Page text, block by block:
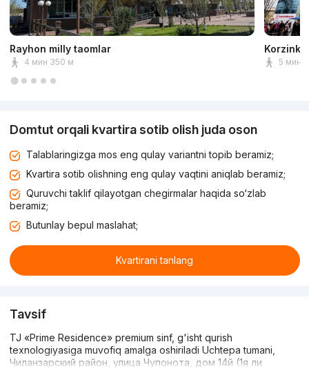
Rayhon milly taomlar
4 мин 350 м
Korzinka
5 мин
Domtut orqali kvartira sotib olish juda oson
Talablaringizga mos eng qulay variantni topib beramiz;
Kvartira sotib olishning eng qulay vaqtini aniqlab beramiz;
Quruvchi taklif qilayotgan chegirmalar haqida so‘zlab
beramiz;
Butunlay bepul maslahat;
Kvartirani tanlang
Tavsif
TJ «Prime Residence» premium sinf, g'isht qurish
texnologiyasiga muvofiq amalga oshiriladi Uchtepa tumani,
Чиланзарский район, улица Чупонота, дом 14й (1я ли